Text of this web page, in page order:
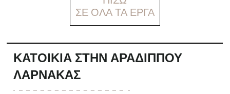
ΣΕ ΟΛΑ ΤΑ ΕΡΓΑ
ΚΑΤΟΙΚΊΑ ΣΤΗΝ ΑΡΑΔΊΠΠΟΥ
ΛΆΡΝΑΚΑΣ